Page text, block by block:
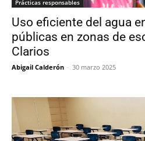
Prácticas responsables
Uso eficiente del agua
públicas en zonas de
Clarios
Abigail Calderón - 30 marzo 2025